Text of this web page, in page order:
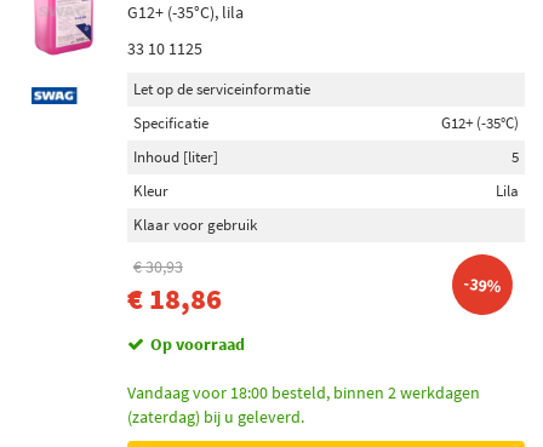
G12+ (-35°C), lila
33 10 1125
Let op de serviceinformatie
Specificatie
G12+ (-35°C)
Inhoud [liter]
5
Kleur
Lila
Klaar voor gebruik
€ 30,93
€ 18,86 -39%
Op voorraad
Vandaag voor 18:00 besteld, binnen 2 werkdagen
(zaterdag) bij u geleverd.